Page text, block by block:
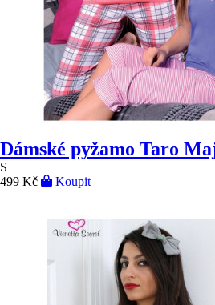
Dámské pyžamo Taro
S
499 Kč
Koupit